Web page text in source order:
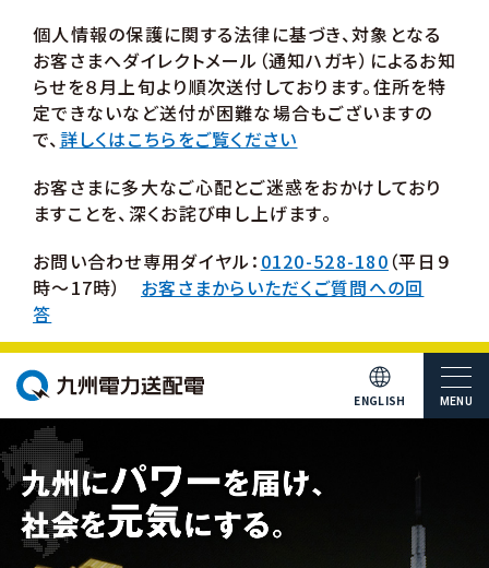
個人情報の保護に関する法律に基づき、対象となる
お客さまへダイレクトメール（通知ハガキ）によるお知
らせを８月上旬より順次送付しております。住所を特
定できないなど送付が困難な場合もございますの
で、詳しくはこちらをご覧ください
お客さまに多大なご心配とご迷惑をおかけしており
ますことを、深くお詫び申し上げます。
お問い合わせ専用ダイヤル： 0120-528-180 （平日９
時～17時） お客さまからいただくご質問への回
答
ENGLISH MENU